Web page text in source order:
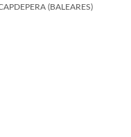
(BALEARES)